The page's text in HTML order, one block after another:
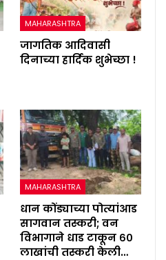
MAHARASHTRA
जागतिक आदिवासी
दिनाच्या हार्दिक शुभेच्छा !
MAHARASHTRA
धान कोंड्याच्या पोत्यांआड
सागवान तस्करी; वन
विभागाने धाड टाकून ६०
लाखांची तस्करी केली…